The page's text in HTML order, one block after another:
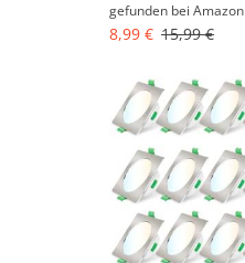
gefunden bei Amazon
8,99 € 15,99 €